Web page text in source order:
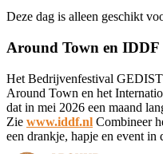
Deze dag is alleen geschikt
Around Town en IDDF
Het Bedrijvenfestival
Around Town en het
dat in mei 2026 een maand
Zie www.iddf.nl Combineer
een drankje, hapje en event in